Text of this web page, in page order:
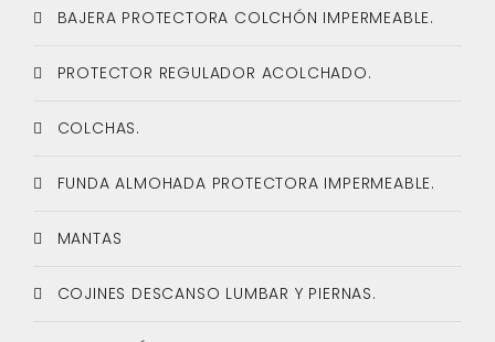
BAJERA PROTECTORA COLCHÓN IMPERMEABLE.
PROTECTOR REGULADOR ACOLCHADO.
COLCHAS.
FUNDA ALMOHADA PROTECTORA IMPERMEABLE.
MANTAS
COJINES DESCANSO LUMBAR Y PIERNAS.